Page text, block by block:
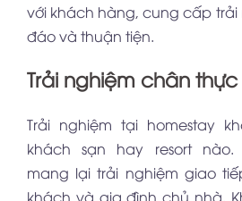
với khách hàng, cung cấp
đáo và thuận tiện.
Trải nghiệm chân thực
Trải nghiệm tại homestay
khách sạn hay resort nào.
mang lại trải nghiệm giao
khách và gia đình chủ nhà.